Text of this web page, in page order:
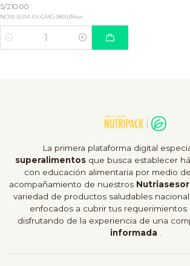
S/210.00
NOW-SUM-XX-GMG-180U Now
Quantity
La primera plataforma digital
superalimentosque busca establecer
con educación alimentaria por medio
acompañamiento de nuestros
variedad de productos saludables
enfocados a cubrir tus requerimientos
disfrutando de la experiencia de una
informada .